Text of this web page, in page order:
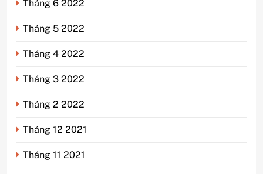
Tháng 6 2022
Tháng 5 2022
Tháng 4 2022
Tháng 3 2022
Tháng 2 2022
Tháng 12 2021
Tháng 11 2021